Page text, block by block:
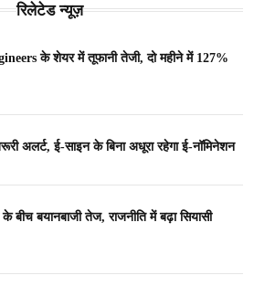
रिलेटेड न्यूज़
के शेयर में तूफानी तेजी, दो महीने में 127%
अलर्ट, ई-साइन के बिना अधूरा रहेगा ई-नॉमिनेशन
बीच बयानबाजी तेज, राजनीति में बढ़ा सियासी